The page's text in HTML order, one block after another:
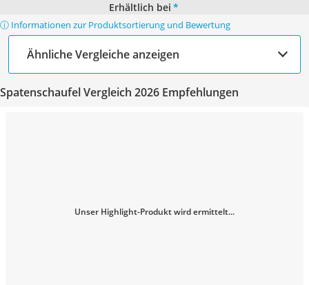
Erhältlich bei *
ⓘ Informationen zur Produktsortierung und Bewertung
Ähnliche Vergleiche anzeigen
Spatenschaufel Vergleich 2026 Empfehlungen
Unser Highlight-Produkt wird ermittelt...